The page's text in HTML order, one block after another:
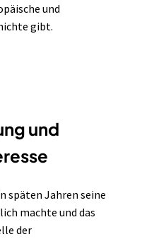
und
gibt.
und
späten Jahren seine
machte und das
der